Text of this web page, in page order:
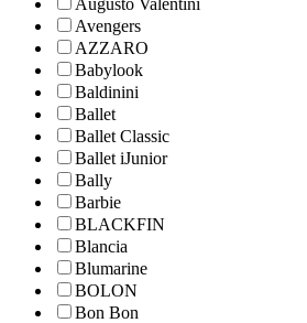
Avengers
AZZARO
Babylook
Baldinini
Ballet
Ballet Classic
Ballet iJunior
Bally
Barbie
BLACKFIN
Blancia
Blumarine
BOLON
Bon Bon